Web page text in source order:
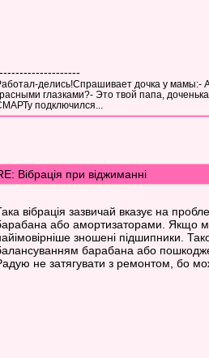
делись!Спрашивает дочка у мамы:-
глазками?- Это твой папа,
подключился...
Вібрація при віджиманні
вібрація зазвичай вказує на
або амортизаторами. Якщо
зношені підшипники.
барабана або
не затягувати з ремонтом, бо